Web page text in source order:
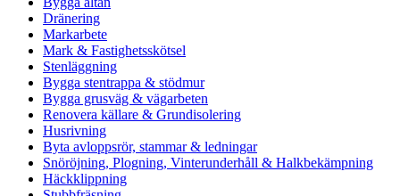
Dränering
Markarbete
Mark & Fastighetsskötsel
Stenläggning
Bygga stentrappa & stödmur
Bygga grusväg & vägarbeten
Renovera källare & Grundisolering
Husrivning
Byta avloppsrör, stammar & ledningar
Snöröjning, Plogning, Vinterunderhåll & Halkbekämpning
Häckklippning